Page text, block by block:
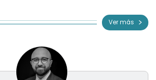
Ver más